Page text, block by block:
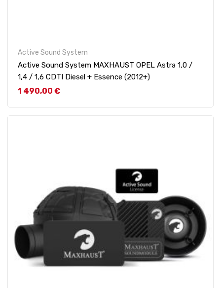
Active Sound System
Active Sound System MAXHAUST OPEL Astra 1,0 /
1,4 / 1,6 CDTI Diesel + Essence (2012+)
Prix
1 490,00 €